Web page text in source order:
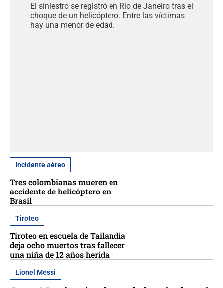
El siniestro se registró en Río de Janeiro tras el
choque de un helicóptero. Entre las víctimas
hay una menor de edad.
Incidente aéreo
Tres colombianas mueren en
accidente de helicóptero en
Brasil
Tiroteo
Tiroteo en escuela de Tailandia
deja ocho muertos tras fallecer
una niña de 12 años herida
Lionel Messi